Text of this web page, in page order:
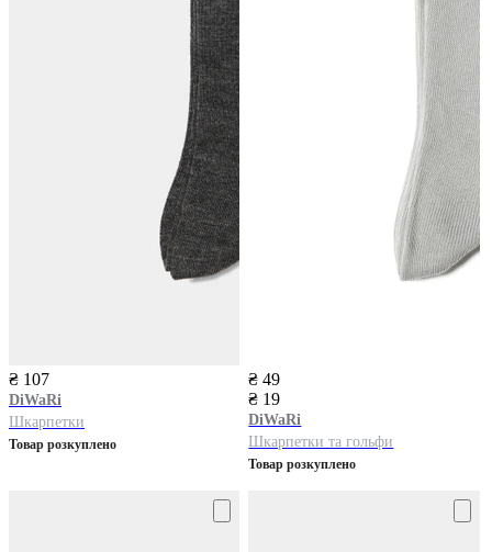
₴ 107
DiWaRi
Шкарпетки
Товар розкуплено
₴ 49
₴ 19
DiWaRi
Шкарпетки та гольфи
Товар розкуплено